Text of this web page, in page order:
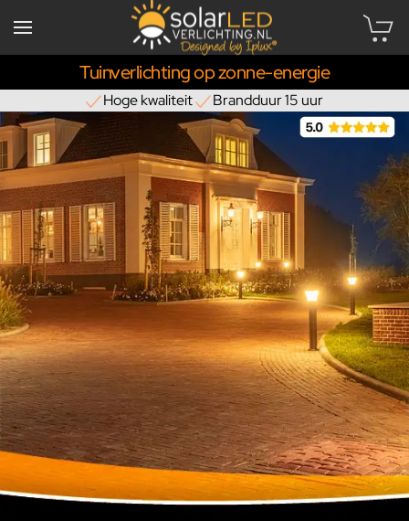
Tuinverlichting op zonne-energie
Hoge kwaliteit Brandduur 15 uur